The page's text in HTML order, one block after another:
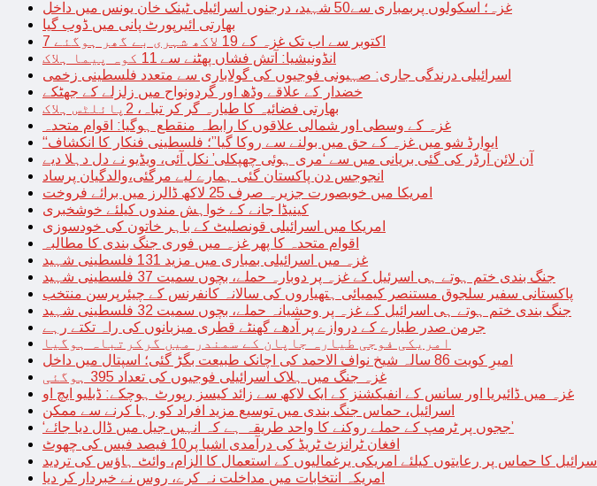
غزہ؛ اسکولوں پربمباری سے50 شہید، درجنوں اسرائیلی ٹینک خان یونس میں داخل
بھارتی ائیرپورٹ پانی میں ڈوب گیا
7 اکتوبر سے اب تک غزہ کے 19 لاکھ شہری بے گھر ہوگئے
انڈونیشیا: آتش فشاں پھٹنے سے 11 کوہ پیما ہلاک
اسرائیلی درندگی جاری: صہیونی فوجیوں کی گولاباری سے متعدد فلسطینی زخمی
خضدار کے علاقے وڈھ اور گردونواح میں زلزلے کے جھٹکے
بھارتی فضائیہ کا طیارہ گر کر تباہ، 2پائلٹس ہلاک
غزہ کے وسطی اور شمالی علاقوں کا رابطہ منقطع ہوگیا: اقوام متحدہ
“ایوارڈ شو میں غزہ کے حق میں بولنے سے روکا گیا”؛ فلسطینی فنکار کا انکشاف
آن لائن آرڈر کی گئی بریانی میں سے ‘مری ہوئی چھپکلی’ نکل آئی، ویڈیو نے دل دہلا دیے
انجوجس دن پاکستان گئی ہمارے لیے مرگئی،والدگیان پرساد
امریکا میں خوبصورت جزیرہ صرف 25 لاکھ ڈالرز میں برائے فروخت
کینیڈا جانے کے خواہش مندوں کیلئے خوشخبری
امریکا میں اسرائیلی قونصلیٹ کے باہر خاتون کی خودسوزی
اقوام متحدہ کا پھر غزہ میں فوری جنگ بندی کا مطالبہ
غزہ میں اسرائیلی بمباری میں مزید 131 فلسطینی شہید
جنگ بندی ختم ہوتے ہی اسرئیل کے غزہ پر دوبارہ حملے، بچوں سمیت 37 فلسطینی شہید
پاکستانی سفیر سلجوق مستنصر کیمیائی ہتھیاروں کی سالانہ کانفرنس کے چیئرپرسن منتخب
جنگ بندی ختم ہوتے ہی اسرائیل کے غزہ پر وحشیانہ حملے، بچوں سمیت 32 فلسطینی شہید
جرمن صدر طیارے کے دروازے پر آدھے گھنٹے قطری میزبانوں کی راہ تکتے رہے
امریکی فوجی طیارہ جاپان کے سمندر میں گرکرتباہ ہوگیا
امیرِ کویت 86 سالہ شیخ نواف الاحمد کی اچانک طبیعت بگڑ گئی؛ اسپتال میں داخل
غزہ جنگ میں ہلاک اسرائیلی فوجیوں کی تعداد 395 ہوگئی
غزہ میں ڈائیریا اور سانس کے انفیکشنز کے ایک لاکھ سے زائد کیسز رپورٹ ہوچکے: ڈبلیو ایچ او
اسرائیل، حماس جنگ بندی میں توسیع مزید افراد کو رہا کرنے سے ممکن
‘ججوں پر ٹرمپ کے حملے روکنے کا واحد طریقہ ہے کہ انہیں جیل میں ڈال دیا جائے’
افغان ٹرانزٹ ٹریڈ کی درآمدی اشیا پر10 فیصد فیس کی چھوٹ
اسرائیل کا حماس پر رعایتوں کیلئے امریکی یرغمالیوں کے استعمال کا الزام، وائٹ ہاؤس کی تردید
امریکہ انتخابات میں مداخلت نہ کرے، روس نے خبردار کر دیا